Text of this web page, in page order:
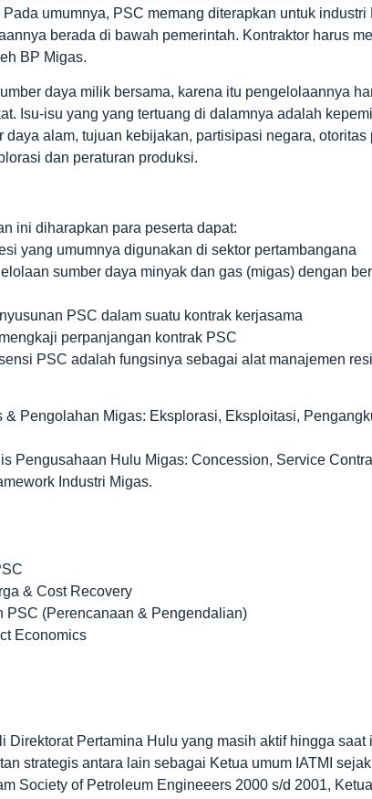
umumnya, PSC memang diterapkan untuk industri
berada di bawah pemerintah. Kontraktor harus
BP Migas.
daya milik bersama, karena itu pengelolaannya
Isu-isu yang yang tertuang di dalamnya adalah
daya alam, tujuan kebijakan, partisipasi negara, otoritas
dan peraturan produksi.
ini diharapkan para peserta dapat:
yang umumnya digunakan di sektor pertambangana
sumber daya minyak dan gas (migas) dengan
PSC dalam suatu kontrak kerjasama
perpanjangan kontrak PSC
PSC adalah fungsinya sebagai alat manajemen
& Pengolahan Migas: Eksplorasi, Eksploitasi,
Pengusahaan Hulu Migas: Concession, Service
Industri Migas.
& Cost Recovery
PSC (Perencanaan & Pengendalian)
Economics
Direktorat Pertamina Hulu yang masih aktif hingga
strategis antara lain sebagai Ketua umum IATMI
Society of Petroleum Engineeers 2000 s/d 2001,